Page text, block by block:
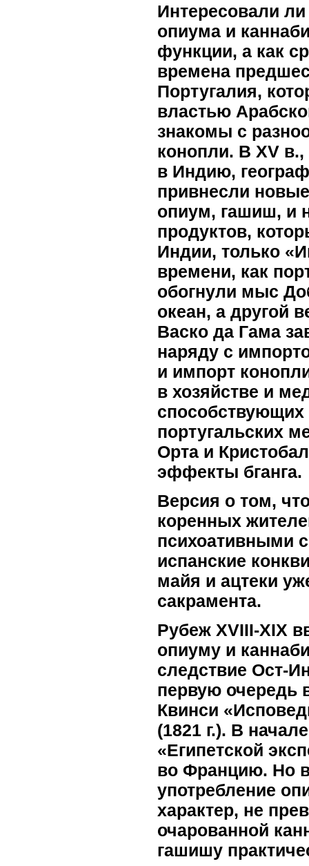
Интересовали
опиума и
функции, а как
времена
Португалия,
властью
знакомы с
конопли. В XV в.,
в Индию,
привнесли
опиум, гашиш, и
продуктов,
Индии, только
времени, как
обогнули мыс
океан, а другой
Васко да Гама
наряду с
и импорт
в хозяйстве и
португальских
Орта и
эффекты бганга.
Версия о том,
коренных
психоативными
испанские
майя и ацтеки
сакрамента.
Рубеж XVIII-XIX
опиуму и
следствие Ост-
первую очередь
Квинси
(1821 г.). В
«Египетской
во Францию. Но
употребление
характер, не
очарованной
гашишу